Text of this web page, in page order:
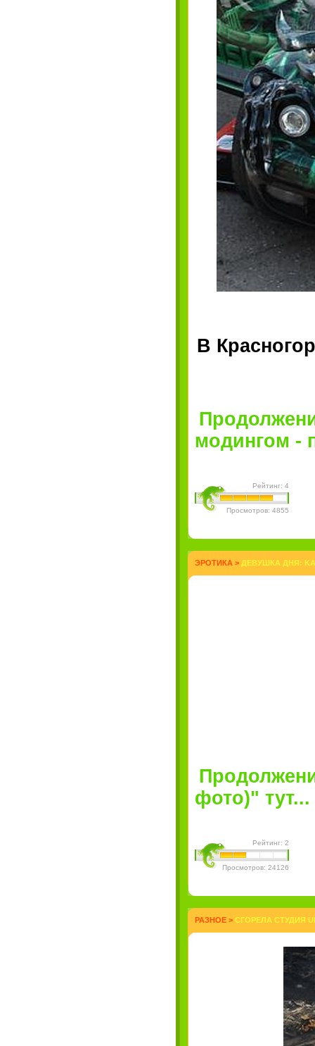
В
модингом -
Рейтинг: 4
Просмотров: 4855
ЭРОТИКА > ДЕВУШКА ДНЯ:
фото)" тут...
Рейтинг: 2
Просмотров: 24126
РАЗНОЕ > СГОРЕЛА СТУДИЯ